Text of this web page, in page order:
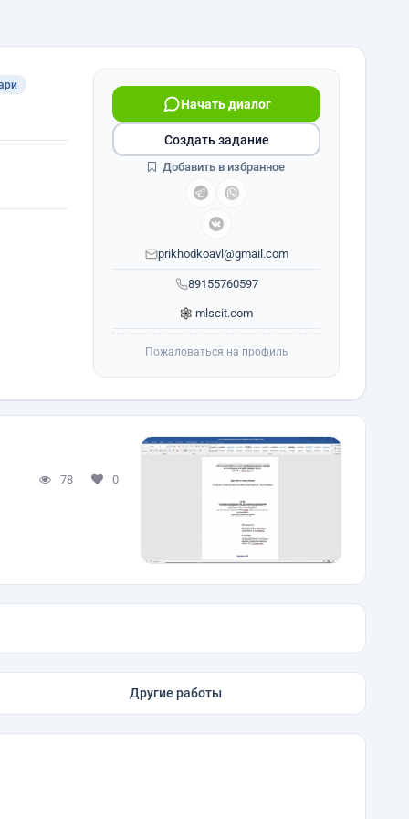
89155760597
Начать диалог
prikhodkoavl@gmail.com
mlscit.com
Создать задание
Добавить в избранное
Пожаловаться на профиль
78 0
Другие работы